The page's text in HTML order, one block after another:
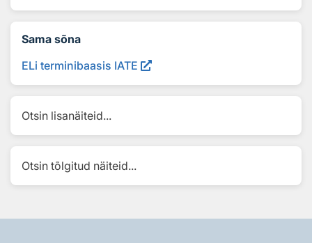
Sama sõna
ELi terminibaasis IATE
Otsin lisanäiteid...
Otsin tõlgitud näiteid...